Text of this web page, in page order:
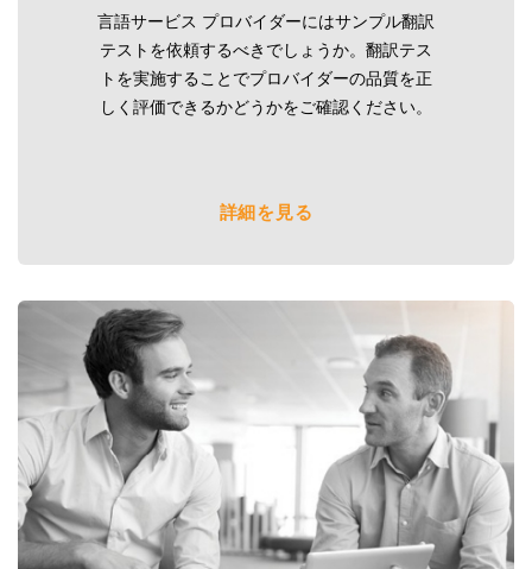
言語サービス プロバイダーにはサンプル翻訳
テストを依頼するべきでしょうか。翻訳テス
トを実施することでプロバイダーの品質を正
しく評価できるかどうかをご確認ください。
詳細を見る